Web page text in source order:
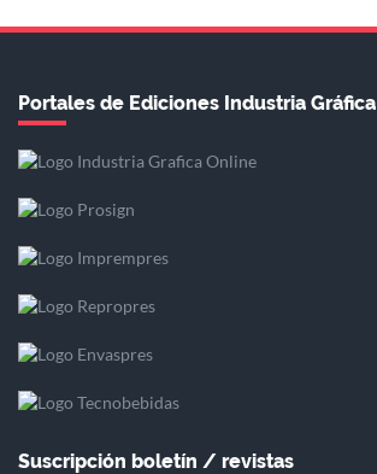
Portales de Ediciones Industria Gráfica
Suscripción boletín / revistas